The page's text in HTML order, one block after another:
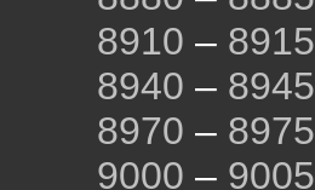
8910 – 8915
8940 – 8945
8970 – 8975
9000 – 9005